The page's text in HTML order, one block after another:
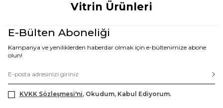
Vitrin Ürünleri
E-Bülten Aboneliği
Kampanya ve yeniliklerden haberdar olmak için e-bültenimize abone
olun!
KVKK Sözleşmesi'ni, Okudum, Kabul Ediyorum.